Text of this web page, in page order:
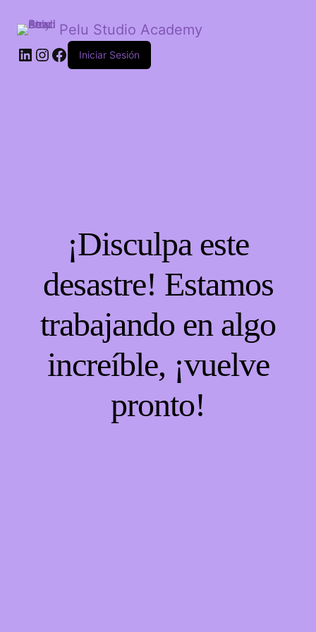
Pelu Studio Academy
LinkedIn
Instagram
Facebook
Iniciar Sesión
¡Disculpa este
desastre! Estamos
trabajando en algo
increíble, ¡vuelve
pronto!